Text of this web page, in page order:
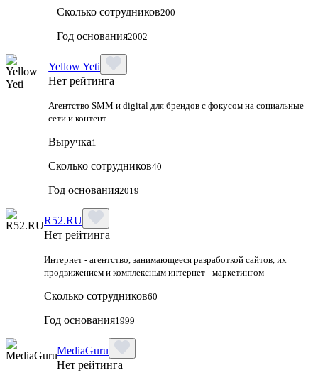
Сколько сотрудников200
Год основания2002
Yellow Yeti
Нет рейтинга
Агентство SMM и digital для брендов с фокусом на социальные
сети и контент
Выручка1
Сколько сотрудников40
Год основания2019
R52.RU
Нет рейтинга
Интернет - агентство, занимающееся разработкой сайтов, их
продвижением и комплексным интернет - маркетингом
Сколько сотрудников60
Год основания1999
MediaGuru
Нет рейтинга